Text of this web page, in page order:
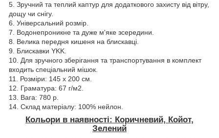
5. Зручний та теплий каптур для додаткового захисту від вітру,
дощу чи снігу.
6. Універсальний розмір.
7. Водонепроникне та дуже м'яке зсередини.
8. Велика передня кишеня на блискавці.
9. Блискавки YKK.
10. Для зручного зберігання та транспортування в комплект
входить спеціальний мішок.
11. Розміри: 145 х 200 см.
12. Граматура: 67 г/м2.
13. Вага: 780 р.
14. Склад матеріалу: 100% нейлон.
Кольори в наявності: Коричневий, Койот,
Зелений